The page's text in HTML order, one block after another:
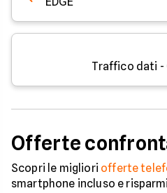
Traffico dati -
Offerte
Scopri le migliori offerte
smartphone incluso e